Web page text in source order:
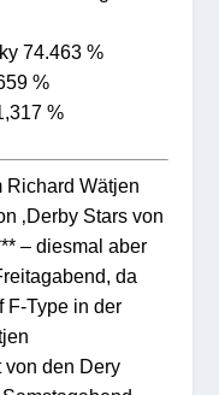
74.463 %
%
%
Richard Wätjen
‚Derby Stars von
– diesmal aber
da
F-Type in der
von den Dery